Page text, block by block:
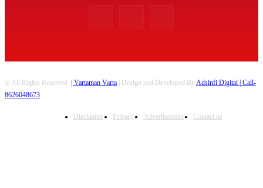
© All Rights Reserved. | Vartaman Varta | Design and Developed ByAdsinfi Digital | Call-
8626048673
Disclaimer Privacy Advertisement Contact us